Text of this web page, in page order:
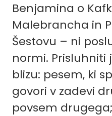
Benjamina o
Malebrancha in
Šestovu – ni
normi. Prisluhniti
blizu: pesem, ki
govori v zadevi
povsem